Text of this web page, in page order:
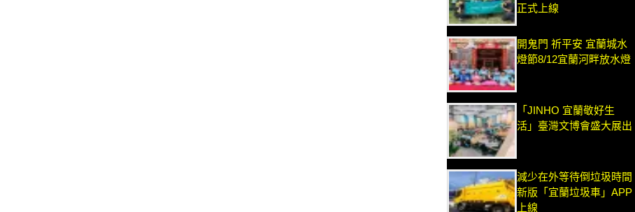
正式上線
開鬼門 祈平安 宜蘭城水
燈節8/12宜蘭河畔放水燈
「JINHO 宜蘭敬好生
活」臺灣文博會盛大展出
減少在外等待倒垃圾時間
新版「宜蘭垃圾車」APP
上線